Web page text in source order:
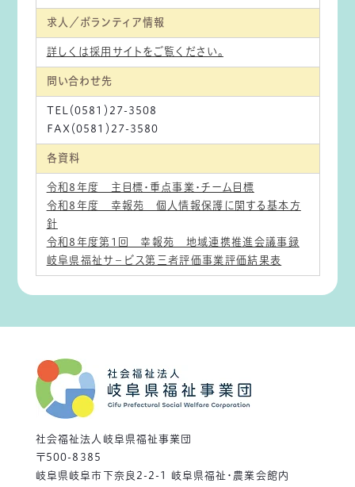
求人／ボランティア情報
詳しくは採用サイトをご覧ください。
問い合わせ先
TEL（0581）27-3508
FAX（0581）27-3580
各資料
令和8年度 主目標・重点事業・チーム目標
令和8年度 幸報苑 個人情報保護に関する基本方
針
令和8年度第1回 幸報苑 地域連携推進会議事録
岐阜県福祉サ－ビス第三者評価事業評価結果表
社会福祉法人岐阜県福祉事業団
〒500-8385
岐阜県岐阜市下奈良2-2-1 岐阜県福祉・農業会館内